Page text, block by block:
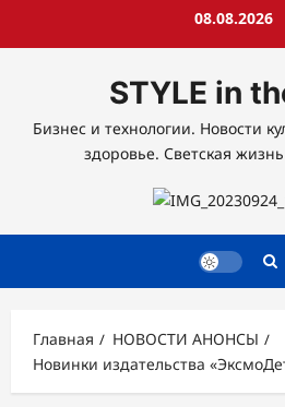
08.08.2026
STYLE in
Бизнес и технологии. Новости
здоровье. Светская
Главная
НОВОСТИ АНОНСЫ
Новинки издательства